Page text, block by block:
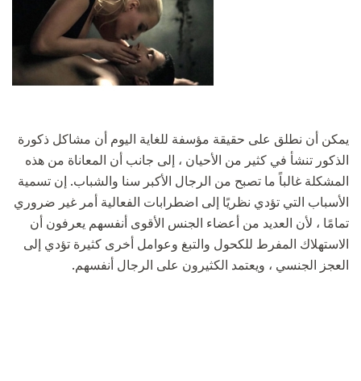
يمكن أن نطلق على حقيقة مؤسفة للغاية اليوم أن مشاكل ذكورة
الذكور تنشأ في كثير من الأحيان ، إلى جانب أن المعاناة من هذه
المشكلة غالباً ما تصبح من الرجال الأكبر سنا والشباب. إن تسمية
الأسباب التي تؤدي نظريًا إلى اضطرابات الفعالية أمر غير ضروري
تمامًا ، لأن العديد من أعضاء الجنس الأقوى أنفسهم يعرفون أن
الاستهلاك المفرط للكحول والتبغ وعوامل أخرى كثيرة تؤدي إلى
العجز الجنسي ، ويعتمد الكثيرون على الرجال أنفسهم.